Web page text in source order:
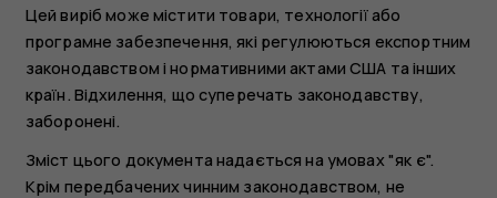
Цей виріб може містити товари, технології або
програмне забезпечення, які регулюються експортним
законодавством і нормативними актами США та інших
країн. Відхилення, що суперечать законодавству,
заборонені.
Зміст цього документа надається на умовах "як є".
Крім передбачених чинним законодавством, не